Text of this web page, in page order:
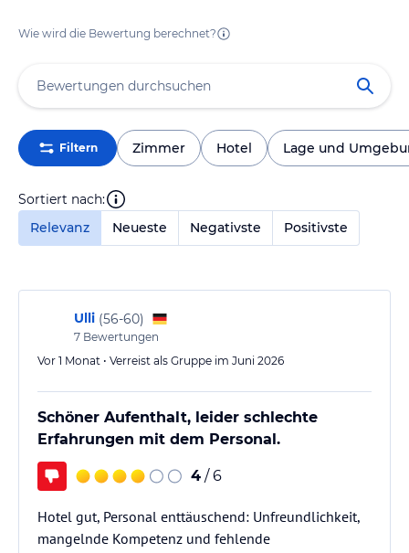
Wie wird die Bewertung berechnet?
Filtern Zimmer Hotel Lage und
Sortiert nach:
Relevanz
Neueste Negativste Positivste
Ulli (56-60)
7 Bewertungen
Vor 1 Monat • Verreist als Gruppe im Juni 2026
Schöner Aufenthalt, leider schlechte
Erfahrungen mit dem Personal.
4 / 6
Hotel gut, Personal enttäuschend: Unfreundlichkeit,
mangelnde Kompetenz und fehlende